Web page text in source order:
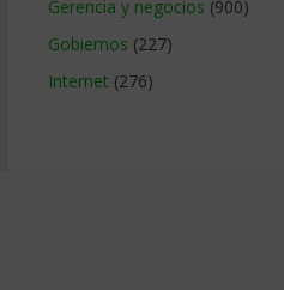
Gerencia y negocios (900)
Gobiernos (227)
Internet (276)